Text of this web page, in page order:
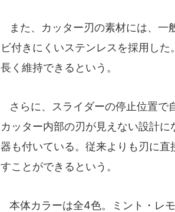
また、カッター刃の素材には、一
ビ付きにくいステンレスを採用し
長く維持できるという。
さらに、スライダーの停止位置で
カッター内部の刃が見えない設計
器も付いている。従来よりも刃に
すことができるという。
本体カラーは全4色。ミント・レ